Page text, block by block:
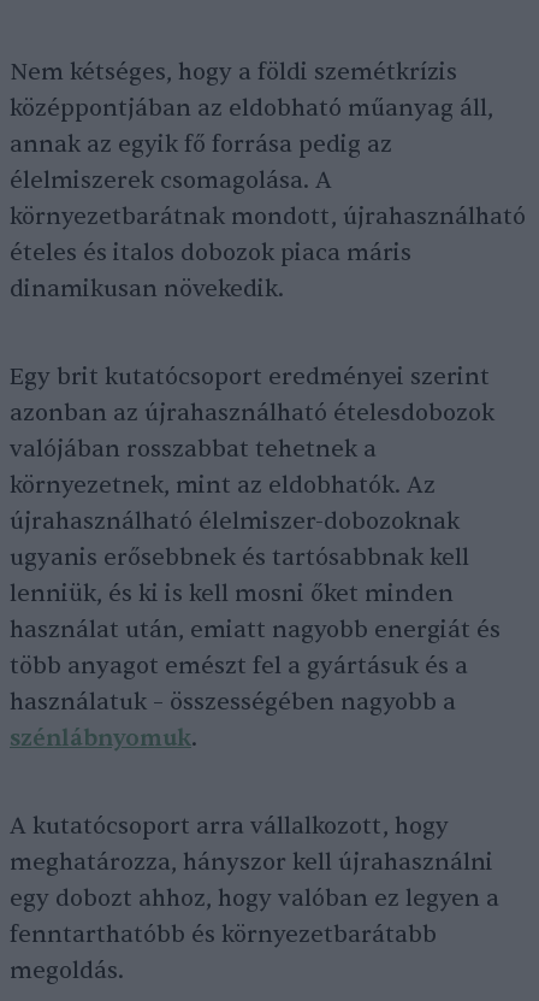
Nem kétséges, hogy a földi szemétkrízis
középpontjában az eldobható műanyag áll,
annak az egyik fő forrása pedig az
élelmiszerek csomagolása. A
környezetbarátnak mondott, újrahasználható
ételes és italos dobozok piaca máris
dinamikusan növekedik.
Egy brit kutatócsoport eredményei szerint
azonban az újrahasználható ételesdobozok
valójában rosszabbat tehetnek a
környezetnek, mint az eldobhatók. Az
újrahasználható élelmiszer-dobozoknak
ugyanis erősebbnek és tartósabbnak kell
lenniük, és ki is kell mosni őket minden
használat után, emiatt nagyobb energiát és
több anyagot emészt fel a gyártásuk és a
használatuk – összességében nagyobb a
szénlábnyomuk.
A kutatócsoport arra vállalkozott, hogy
meghatározza, hányszor kell újrahasználni
egy dobozt ahhoz, hogy valóban ez legyen a
fenntarthatóbb és környezetbarátabb
megoldás.